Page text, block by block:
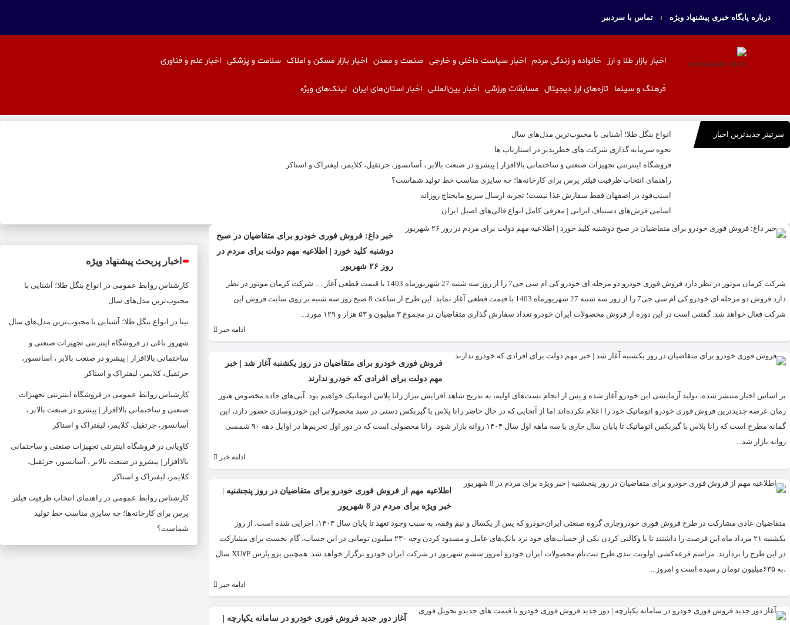
درباره پایگاه خبری پیشنهاد ویژه تماس با سردبیر
اخبار بازار طلا و ارز خانواده و زندگی مردم اخبار سیاست داخلی و خارجی صنعت و معدن اخبار بازار مسکن و املاک سلامت و پزشکی اخبار علم و فناوری
فرهنگ و سینما تازه‌های ارز دیجیتال مسابقات ورزشی اخبار بین‌المللی اخبار استان‌های ایران لینک‌های ویژه
سرتیتر جدیدترین اخبار
انواع بنگل طلا؛ آشنایی با محبوب‌ترین مدل‌های سال
نحوه سرمایه‌ گذاری شرکت‌ های خطرپذیر در استارتاپ ها
فروشگاه اینترنتی تجهیزات صنعتی و ساختمانی بالاافزار | پیشرو در صنعت بالابر ، آسانسور، جرثقیل، کلایمر، لیفتراک و استاکر
راهنمای انتخاب ظرفیت فیلتر پرس برای کارخانه‌ها؛ چه سایزی مناسب خط تولید شماست؟
اسنپ‌فود در اصفهان فقط سفارش غذا نیست؛ تجربه ارسال سریع مایحتاج روزانه
اسامی فرش‌های دستباف ایرانی | معرفی کامل انواع قالی‌های اصیل ایران
خبر داغ: فروش فوری خودرو برای متقاضیان در صبح
دوشنبه کلید خورد | اطلاعیه مهم دولت برای مردم در
روز ۲۶ شهریور
شرکت کرمان موتور در نظر دارد فروش فوری خودرو دو مرحله ای خودرو کی ام سی جی7 را از روز سه شنبه 27 شهریورماه 1403 با قیمت قطعی آغاز … شرکت کرمان موتور در نظر
دارد فروش دو مرحله ای خودرو کی ام سی جی7 را از روز سه شنبه 27 شهریورماه 1403 با قیمت قطعی آغاز نماید. این طرح از ساعت 8 صبح روز سه شنبه بر روی سایت فروش این
شرکت فعال خواهد شد. گفتنی است در این دوره از فروش محصولات ایران خودرو تعداد سفارش گذاری متقاضیان در مجموع ۳ میلیون و ۵۳ هزار و ۱۲۹ مورد...
ادامه خبر
فروش فوری خودرو برای متقاضیان در روز یکشنبه آغاز شد | خبر
مهم دولت برای افرادی که خودرو ندارند
بر اساس اخبار منتشر شده، تولید آزمایشی این خودرو آغاز شده و پس از انجام تست‌های اولیه، به تدریج شاهد افزایش تیراژ رانا پلاس اتوماتیک خواهیم بود. آبی‌های جاده مخصوص هنوز
زمان عرضه جدیدترین فروش فوری خودرو اتوماتیک خود را اعلام نکرده‌اند اما از آنجایی که در حال حاضر رانا پلاس با گیربکس دستی در سبد محصولاتی این خودروسازی حضور دارد، این
گمانه مطرح است که رانا پلاس با گیربکس اتوماتیک تا پایان سال جاری یا سه ماهه اول سال ۱۴۰۴ روانه بازار شود. رانا محصولی است که در دور اول تحریم‌ها در اوایل دهه ۹۰ شمسی
روانه بازار شد...
ادامه خبر
اطلاعیه مهم از فروش فوری خودرو برای متقاضیان در روز پنجشنیه |
خبر ویژه برای مردم در 8 شهریور
متقاضیان عادی مشارکت در طرح فروش فوری خودروجاری گروه صنعتی ایران‌خودرو که پس از یکسال و نیم وقفه، به سبب وجود تعهد تا پایان سال ۱۴۰۳، اجرایی شده است، از روز
یکشنبه ۲۱ مرداد ماه این فرصت را داشتند تا با وکالتی کردن یکی از حساب‌های خود نزد بانک‌های عامل و مسدود کردن وجه ۲۳۰ میلیون تومانی در این حساب، گام نخست برای مشارکت
در این طرح را بردارند. مراسم قرعه‌کشی اولویت بندی طرح ثبت‌نام محصولات ایران خودرو امروز ششم شهریور در شرکت ایران خودرو برگزار خواهد شد. همچنین پژو پارس XU۷P سال
،به ۶۳۵میلیون تومان رسیده است و امروز...
ادامه خبر
آغاز دور جدید فروش فوری خودرو در سامانه یکپارچه |
اخبار پربحث پیشنهاد ویژه
کارشناس روابط عمومی در
انواع بنگل طلا؛ آشنایی با
محبوب‌ترین مدل‌های سال
نینا در انواع بنگل طلا؛ آشنایی با محبوب‌ترین مدل‌های سال
شهروز باغی در فروشگاه اینترنتی تجهیزات صنعتی و
ساختمانی بالاافزار | پیشرو در صنعت بالابر ، آسانسور،
جرثقیل، کلایمر، لیفتراک و استاکر
کارشناس روابط عمومی در فروشگاه اینترنتی تجهیزات
صنعتی و ساختمانی بالاافزار | پیشرو در صنعت بالابر ،
آسانسور، جرثقیل، کلایمر، لیفتراک و استاکر
کاویانی در فروشگاه اینترنتی تجهیزات صنعتی و ساختمانی
بالاافزار | پیشرو در صنعت بالابر ، آسانسور، جرثقیل،
کلایمر، لیفتراک و استاکر
کارشناس روابط عمومی در راهنمای انتخاب ظرفیت فیلتر
پرس برای کارخانه‌ها؛ چه سایزی مناسب خط تولید
شماست؟